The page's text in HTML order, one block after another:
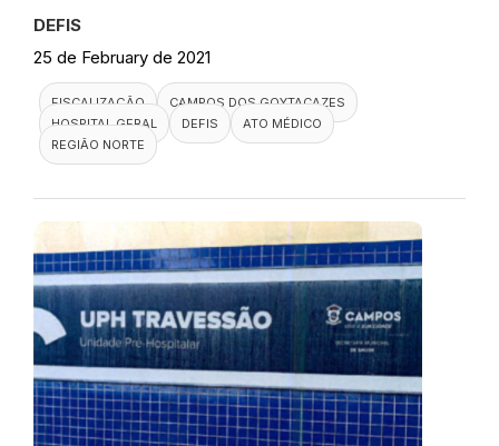
DEFIS
25 de February de 2021
FISCALIZAÇÃO
CAMPOS DOS GOYTACAZES
HOSPITAL GERAL
DEFIS
ATO MÉDICO
REGIÃO NORTE